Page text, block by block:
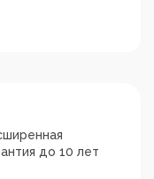
до 10 лет